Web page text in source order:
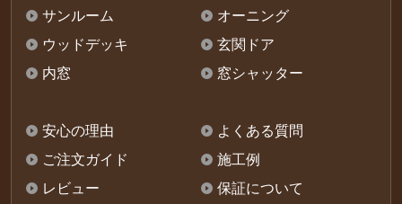
サンルーム
オーニング
ウッドデッキ
玄関ドア
内窓
窓シャッター
安心の理由
よくある質問
ご注文ガイド
施工例
レビュー
保証について